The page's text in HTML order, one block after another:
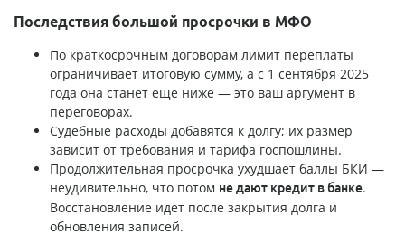
Последствия большой просрочки в МФО
По краткосрочным договорам лимит переплаты
ограничивает итоговую сумму, а с 1 сентября 2025
года она станет еще ниже — это ваш аргумент в
переговорах.
Судебные расходы добавятся к долгу; их размер
зависит от требования и тарифа госпошлины.
Продолжительная просрочка ухудшает баллы БКИ —
неудивительно, что потом не дают кредит в банке.
Восстановление идет после закрытия долга и
обновления записей.